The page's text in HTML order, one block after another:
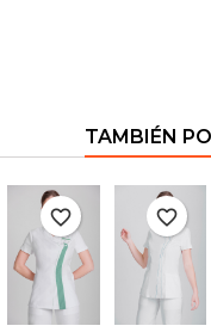
TAMBIÉN
favorite_border favorite_border